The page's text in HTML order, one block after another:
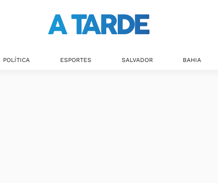
POLÍTICA ESPORTES SALVADOR BAHIA